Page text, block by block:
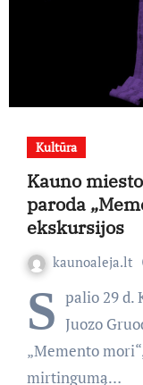
Kultūra
Kauno
paroda
ekskursijos
kaunoaleja.lt
S palio 29 d.
Juozo
„Memento
mirtingumą…